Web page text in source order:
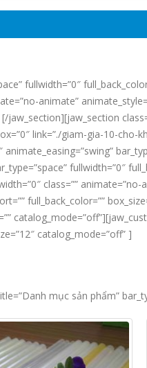
fullwidth=”0″
animate”
link=”./giam-gia-10-
fullwidth=”0″
class=””
full_back_color=””
catalog_mode=”off” ]
mục sản phẩm”